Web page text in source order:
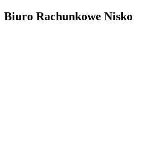
Biuro Rachunkowe Nisko